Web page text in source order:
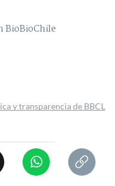
BioBioChile
y transparencia de BBCL